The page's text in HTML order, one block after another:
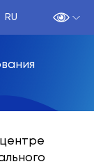
RU
центре